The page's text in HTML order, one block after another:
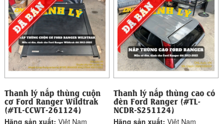
Thanh lý nắp thùng cuộn
cơ Ford Ranger Wildtrak
(#TL-CCWT-261124)
Hãng sản xuất:Việt Nam
Thanh lý nắp thùng cao có
đèn Ford Ranger (#TL-
NCDR-S251124)
Hãng sản xuất:Việt Nam